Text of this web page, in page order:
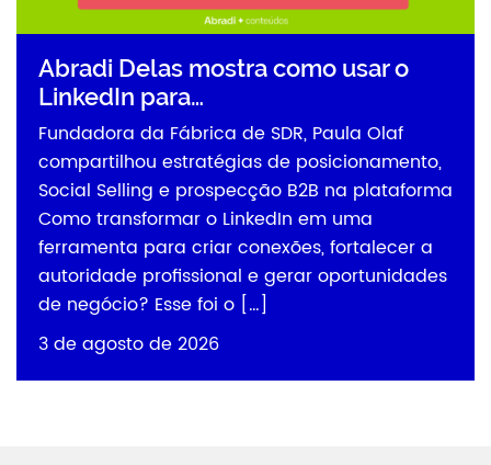
Abradi Delas mostra como usar o
LinkedIn para…
Fundadora da Fábrica de SDR, Paula Olaf
compartilhou estratégias de posicionamento,
Social Selling e prospecção B2B na plataforma
Como transformar o LinkedIn em uma
ferramenta para criar conexões, fortalecer a
autoridade profissional e gerar oportunidades
de negócio? Esse foi o […]
3 de agosto de 2026